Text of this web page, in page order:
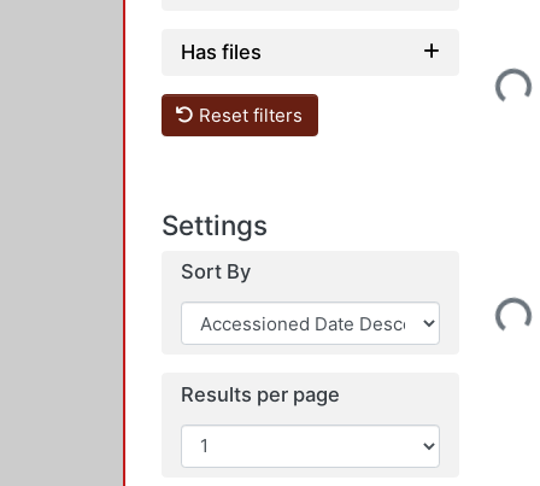
Has files
Reset filters
Settings
Sort By
Results per page